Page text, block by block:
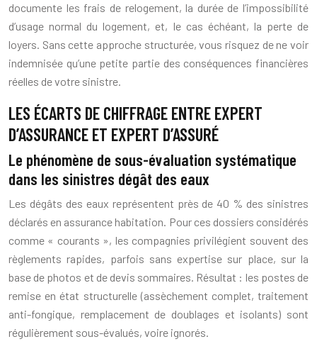
documente les frais de relogement, la durée de l’impossibilité
d’usage normal du logement, et, le cas échéant, la perte de
loyers. Sans cette approche structurée, vous risquez de ne voir
indemnisée qu’une petite partie des conséquences financières
réelles de votre sinistre.
LES ÉCARTS DE CHIFFRAGE ENTRE EXPERT
D’ASSURANCE ET EXPERT D’ASSURÉ
Le phénomène de sous-évaluation systématique
dans les sinistres dégât des eaux
Les dégâts des eaux représentent près de 40 % des sinistres
déclarés en assurance habitation. Pour ces dossiers considérés
comme « courants », les compagnies privilégient souvent des
règlements rapides, parfois sans expertise sur place, sur la
base de photos et de devis sommaires. Résultat : les postes de
remise en état structurelle (assèchement complet, traitement
anti-fongique, remplacement de doublages et isolants) sont
régulièrement sous-évalués, voire ignorés.